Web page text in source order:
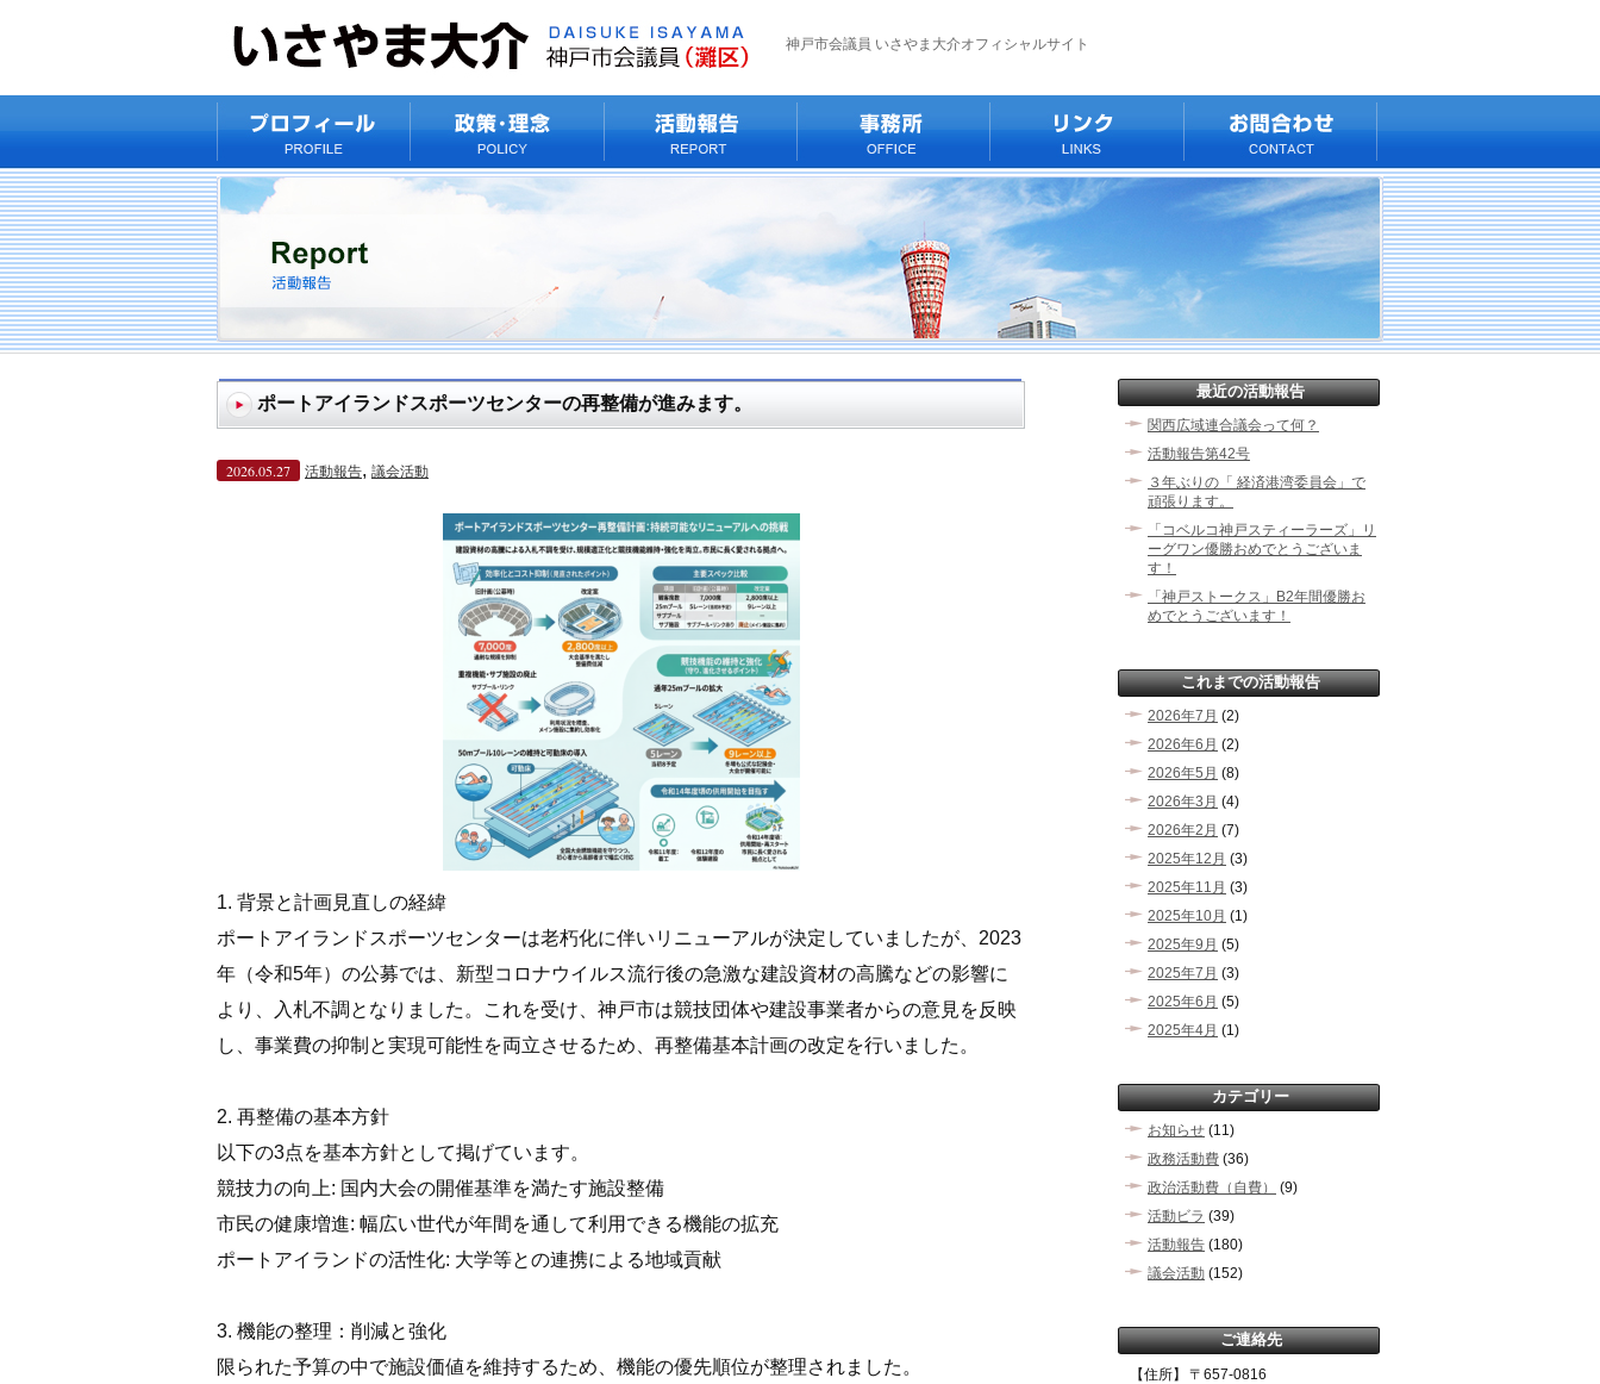
神戸市会議員 いさやま大介オフィシャルサイト
ポートアイランドスポーツセンターの再整備が進みます。
2026.05.27 活動報告, 議会活動
1. 背景と計画見直しの経緯
ポートアイランドスポーツセンターは老朽化に伴いリニューアルが決定していましたが、2023
年（令和5年）の公募では、新型コロナウイルス流行後の急激な建設資材の高騰などの影響に
より、入札不調となりました。これを受け、神戸市は競技団体や建設事業者からの意見を反映
し、事業費の抑制と実現可能性を両立させるため、再整備基本計画の改定を行いました。
2. 再整備の基本方針
以下の3点を基本方針として掲げています。
競技力の向上: 国内大会の開催基準を満たす施設整備
市民の健康増進: 幅広い世代が年間を通して利用できる機能の拡充
ポートアイランドの活性化: 大学等との連携による地域貢献
3. 機能の整理：削減と強化
限られた予算の中で施設価値を維持するため、機能の優先順位が整理されました。
最近の活動報告
関西広域連合議会って何？
活動報告第42号
３年ぶりの「 経済港湾委員会」で
頑張ります。
「コベルコ神戸スティーラーズ」リ
ーグワン優勝おめでとうございま
す！
「神戸ストークス」B2年間優勝お
めでとうございます！
これまでの活動報告
2026年7月 (2)
2026年6月 (2)
2026年5月 (8)
2026年3月 (4)
2026年2月 (7)
2025年12月 (3)
2025年11月 (3)
2025年10月 (1)
2025年9月 (5)
2025年7月 (3)
2025年6月 (5)
2025年4月 (1)
カテゴリー
お知らせ (11)
政務活動費 (36)
政治活動費（自費）
(9)
活動ビラ (39)
活動報告 (180)
議会活動 (152)
ご連絡先
【住所】
〒657-0816